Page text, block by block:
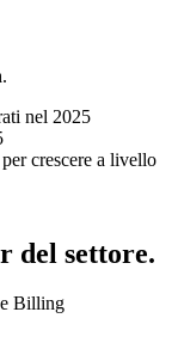
nel 2025
crescere a livello
del settore.
Billing